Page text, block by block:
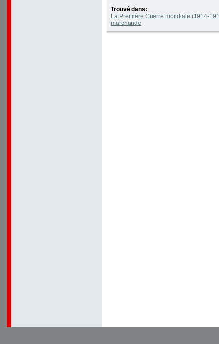
Trouvé dans:
La Première Guerre mondiale (1914-
marchande